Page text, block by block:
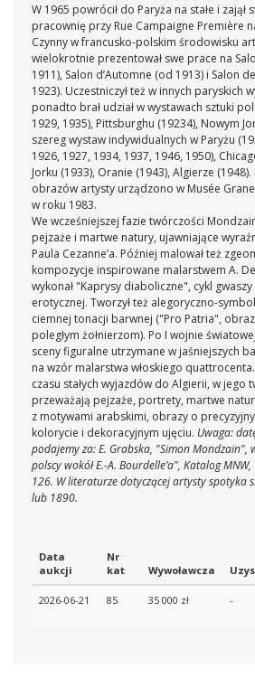
W 1965 powrócił do Paryża na stałe i zajął
pracownię przy Rue Campaigne Première
Czynny w francusko-polskim środowisku
wielokrotnie prezentował swe prace na
1911), Salon d’Automne (od 1913) i Salon
1923). Uczestniczył też w innych paryskich
ponadto brał udział w wystawach sztuki
1929, 1935), Pittsburghu (19234), Nowym
szereg wystaw indywidualnych w Paryżu
1926, 1927, 1934, 1937, 1946, 1950),
Jorku (1933), Oranie (1943), Algierze
obrazów artysty urządzono w Musée
w roku 1983.
We wcześniejszej fazie twórczości
pejzaże i martwe natury, ujawniające
Paula Cezanne’a. Później malował też
kompozycje inspirowane malarstwem A.
wykonał "Kaprysy diaboliczne", cykl
erotycznej. Tworzył też alegoryczno-
ciemnej tonacji barwnej ("Pro Patria",
poległym żołnierzom). Po I wojnie
sceny figuralne utrzymane w jaśniejszych
na wzór malarstwa włoskiego
czasu stałych wyjazdów do Algierii, w jego
przeważają pejzaże, portrety, martwe
z motywami arabskimi, obrazy o
kolorycie i dekoracyjnym ujęciu. Uwaga:
podajemy za: E. Grabska, "Simon Mondzain",
polscy wokół E.-A. Bourdelle’a", Katalog
126. W literaturze dotyczącej artysty spotyka
lub 1890.
Data
aukcji
Nr
kat
Wywoławcza
2026-06-21 85 35 000 zł -